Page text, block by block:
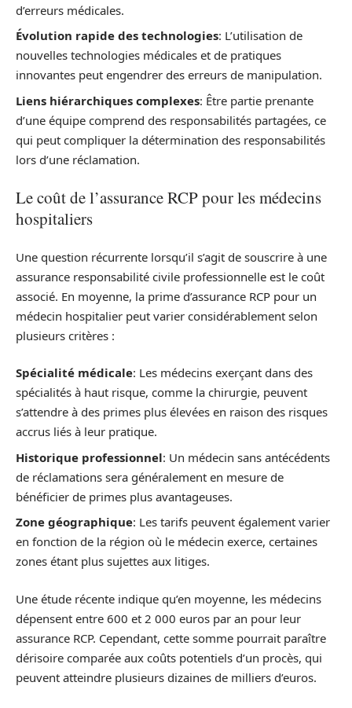
d’erreurs médicales.
Évolution rapide des technologies: L’utilisation de
nouvelles technologies médicales et de pratiques
innovantes peut engendrer des erreurs de manipulation.
Liens hiérarchiques complexes: Être partie prenante
d’une équipe comprend des responsabilités partagées, ce
qui peut compliquer la détermination des responsabilités
lors d’une réclamation.
Le coût de l’assurance RCP pour les médecins
hospitaliers
Une question récurrente lorsqu’il s’agit de souscrire à une
assurance responsabilité civile professionnelle est le coût
associé. En moyenne, la prime d’assurance RCP pour un
médecin hospitalier peut varier considérablement selon
plusieurs critères :
Spécialité médicale: Les médecins exerçant dans des
spécialités à haut risque, comme la chirurgie, peuvent
s’attendre à des primes plus élevées en raison des risques
accrus liés à leur pratique.
Historique professionnel: Un médecin sans antécédents
de réclamations sera généralement en mesure de
bénéficier de primes plus avantageuses.
Zone géographique: Les tarifs peuvent également varier
en fonction de la région où le médecin exerce, certaines
zones étant plus sujettes aux litiges.
Une étude récente indique qu’en moyenne, les médecins
dépensent entre 600 et 2 000 euros par an pour leur
assurance RCP. Cependant, cette somme pourrait paraître
dérisoire comparée aux coûts potentiels d’un procès, qui
peuvent atteindre plusieurs dizaines de milliers d’euros.